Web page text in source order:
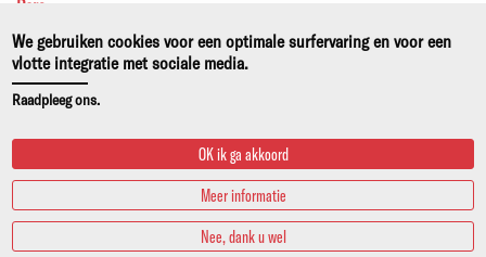
Pers
Duurzame ontwikkeling
Wettelijke kennisgeving
We gebruiken cookies voor een optimale surfervaring en voor een
vlotte integratie met sociale media.
Raadpleeg ons.
OK ik ga akkoord
Meer informatie
Nee, dank u wel